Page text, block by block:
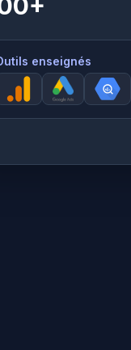
enseignés